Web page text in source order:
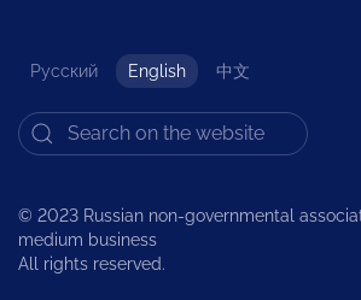
Русский English 中文
© 2023 Russian non-governmental
medium business
All rights reserved.